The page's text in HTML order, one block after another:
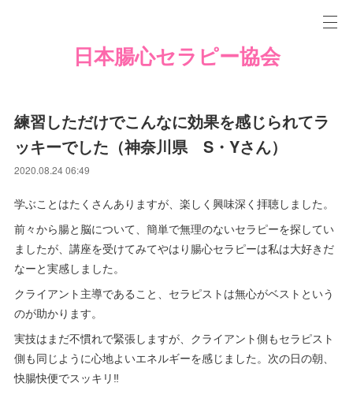
日本腸心セラピー協会
練習しただけでこんなに効果を感じられてラ
ッキーでした（神奈川県 S・Yさん）
2020.08.24 06:49
学ぶことはたくさんありますが、楽しく興味深く拝聴しました。
前々から腸と脳について、簡単で無理のないセラピーを探してい
ましたが、講座を受けてみてやはり腸心セラピーは私は大好きだ
なーと実感しました。
クライアント主導であること、セラピストは無心がベストという
のが助かります。
実技はまだ不慣れで緊張しますが、クライアント側もセラピスト
側も同じように心地よいエネルギーを感じました。次の日の朝、
快腸快便でスッキリ‼︎